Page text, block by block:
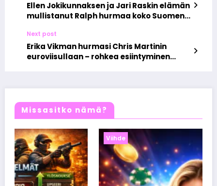
Ellen Jokikunnaksen ja Jari Raskin elämän
mullistanut Ralph hurmaa koko Suomen
Next post
Erika Vikman hurmasi Chris Martinin
euroviisullaan – rohkea esiintyminen
Missasitko nämä?
Viihde